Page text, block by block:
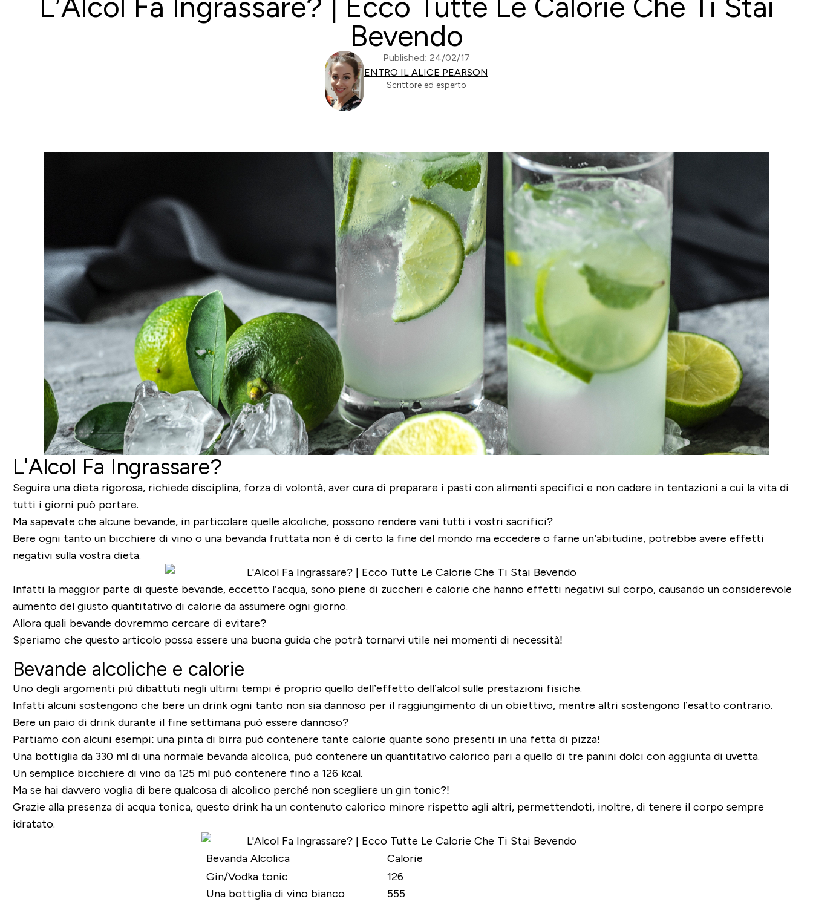
L’Alcol Fa Ingrassare? | Ecco Tutte Le Calorie Che Ti Stai
Bevendo
Published: 24/02/17
ENTRO IL ALICE PEARSON
Scrittore ed esperto
L'Alcol Fa Ingrassare?
Seguire una dieta rigorosa, richiede disciplina, forza di volontà, aver cura di preparare i pasti con alimenti specifici e non cadere in tentazioni a cui la vita di
tutti i giorni può portare.
Ma sapevate che alcune bevande, in particolare quelle alcoliche, possono rendere vani tutti i vostri sacrifici?
Bere ogni tanto un bicchiere di vino o una bevanda fruttata non è di certo la fine del mondo ma eccedere o farne un’abitudine, potrebbe avere effetti
negativi sulla vostra dieta.
Infatti la maggior parte di queste bevande, eccetto l’acqua, sono piene di zuccheri e calorie che hanno effetti negativi sul corpo, causando un considerevole
aumento del giusto quantitativo di calorie da assumere ogni giorno.
Allora quali bevande dovremmo cercare di evitare?
Speriamo che questo articolo possa essere una buona guida che potrà tornarvi utile nei momenti di necessità!
Bevande alcoliche e calorie
Uno degli argomenti più dibattuti negli ultimi tempi è proprio quello dell’effetto dell’alcol sulle prestazioni fisiche.
Infatti alcuni sostengono che bere un drink ogni tanto non sia dannoso per il raggiungimento di un obiettivo, mentre altri sostengono l’esatto contrario.
Bere un paio di drink durante il fine settimana può essere dannoso?
Partiamo con alcuni esempi: una pinta di birra può contenere tante calorie quante sono presenti in una fetta di pizza!
Una bottiglia da 330 ml di una normale bevanda alcolica, può contenere un quantitativo calorico pari a quello di tre panini dolci con aggiunta di uvetta.
Un semplice bicchiere di vino da 125 ml può contenere fino a 126 kcal.
Ma se hai davvero voglia di bere qualcosa di alcolico perché non scegliere un gin tonic?!
Grazie alla presenza di acqua tonica, questo drink ha un contenuto calorico minore rispetto agli altri, permettendoti, inoltre, di tenere il corpo sempre
idratato.
Bevanda Alcolica
Calorie
Gin/Vodka tonic
Una bottiglia di vino bianco
126
555